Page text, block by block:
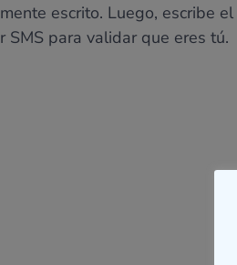
escrito. Luego, escribe el
SMS para validar que eres tú.